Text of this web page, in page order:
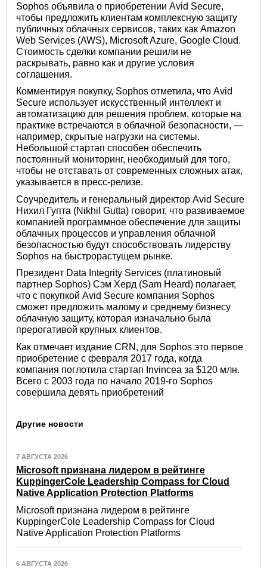
Sophos объявила о приобретении Avid Secure,
чтобы предложить клиентам комплексную защиту
публичных облачных сервисов, таких как Amazon
Web Services (AWS), Microsoft Azure, Google Cloud.
Стоимость сделки компании решили не
раскрывать, равно как и другие условия
соглашения.
Комментируя покупку, Sophos отметила, что Avid
Secure использует искусственный интеллект и
автоматизацию для решения проблем, которые на
практике встречаются в облачной безопасности, —
например, скрытые нагрузки на системы.
Небольшой стартап способен обеспечить
постоянный мониторинг, необходимый для того,
чтобы не отставать от современных сложных атак,
указывается в пресс-релизе.
Соучредитель и генеральный директор Avid Secure
Нихил Гупта (Nikhil Gutta) говорит, что развиваемое
компанией программное обеспечение для защиты
облачных процессов и управления облачной
безопасностью будут способствовать лидерству
Sophos на быстрорастущем рынке.
Президент Data Integrity Services (платиновый
партнер Sophos) Сэм Херд (Sam Heard) полагает,
что с покупкой Avid Secure компания Sophos
сможет предложить малому и среднему бизнесу
облачную защиту, которая изначально была
прерогативой крупных клиентов.
Как отмечает издание CRN, для Sophos это первое
приобретение с февраля 2017 года, когда
компания поглотила стартап Invincea за $120 млн.
Всего с 2003 года по начало 2019-го Sophos
совершила девять приобретений
Другие новости
7 АВГУСТА 2026
Microsoft признана лидером в рейтинге
KuppingerCole Leadership Compass for Cloud
Native Application Protection Platforms
Microsoft признана лидером в рейтинге
KuppingerCole Leadership Compass for Cloud
Native Application Protection Platforms
6 АВГУСТА 2026